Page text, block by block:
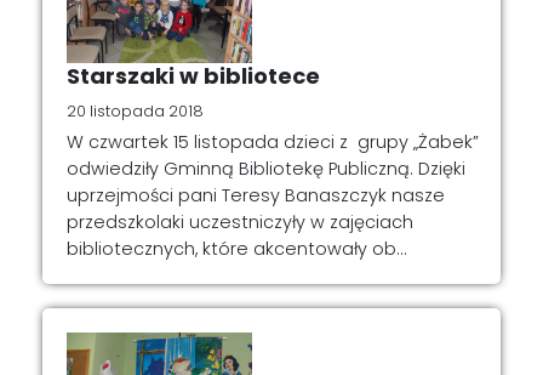
Starszaki w bibliotece
20 listopada 2018
W czwartek 15 listopada dzieci z grupy „Żabek”
odwiedziły Gminną Bibliotekę Publiczną. Dzięki
uprzejmości pani Teresy Banaszczyk nasze
przedszkolaki uczestniczyły w zajęciach
bibliotecznych, które akcentowały ob...